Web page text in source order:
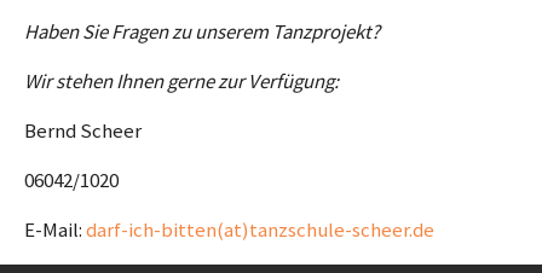
Haben Sie Fragen zu unserem Tanzprojekt?
Wir stehen Ihnen gerne zur Verfügung:
Bernd Scheer
06042/1020
E-Mail:darf-ich-bitten(at)tanzschule-scheer.de